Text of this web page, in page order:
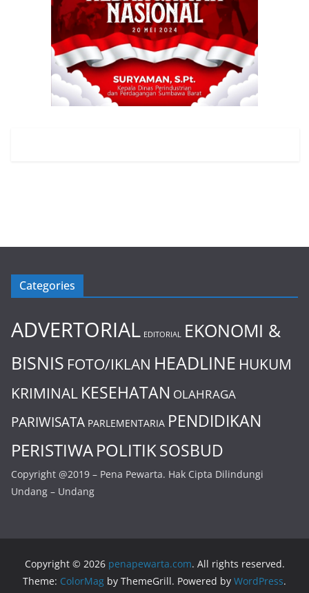
Categories
ADVERTORIAL EDITORIAL EKONOMI &
BISNIS FOTO/IKLAN HEADLINE HUKUM
KRIMINAL KESEHATAN OLAHRAGA
PARIWISATA PARLEMENTARIA PENDIDIKAN
PERISTIWAPOLITIKSOSBUD
Copyright @2019 – Pena Pewarta. Hak Cipta Dilindungi
Undang – Undang
Copyright © 2026 penapewarta.com. All rights reserved.
Theme: ColorMag by ThemeGrill. Powered by WordPress.